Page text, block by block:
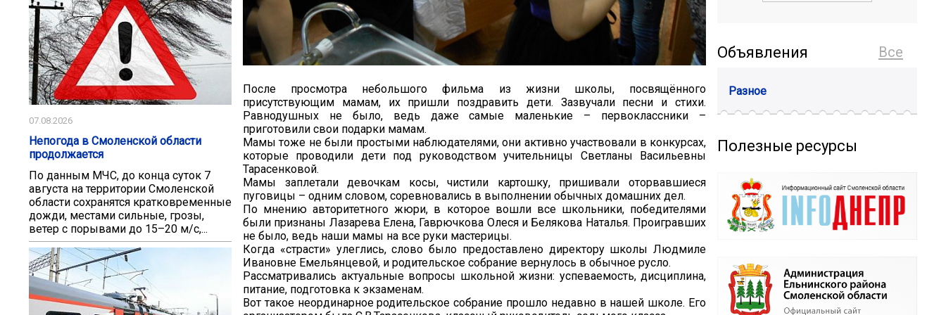
07.08.2026
Непогода в Смоленской области
продолжается
По данным МЧС, до конца суток 7
августа на территории Смоленской
области сохранятся кратковременные
дожди, местами сильные, грозы,
ветер с порывами до 15–20 м/с,...
После просмотра небольшого фильма из жизни школы, посвящённого
присутствующим мамам, их пришли поздравить дети. Зазвучали песни и стихи.
Равнодушных не было, ведь даже самые маленькие – первоклассники –
приготовили свои подарки мамам.
Мамы тоже не были простыми наблюдателями, они активно участвовали в конкурсах,
которые проводили дети под руководством учительницы Светланы Васильевны
Тарасенковой.
Мамы заплетали девочкам косы, чистили картошку, пришивали оторвавшиеся
пуговицы – одним словом, соревновались в выполнении обычных домашних дел.
По мнению авторитетного жюри, в которое вошли все школьники, победителями
были признаны Лазарева Елена, Гаврючкова Олеся и Белякова Наталья. Проигравших
не было, ведь наши мамы на все руки мастерицы.
Когда «страсти» улеглись, слово было предоставлено директору школы Людмиле
Ивановне Емельянцевой, и родительское собрание вернулось в обычное русло.
Рассматривались актуальные вопросы школьной жизни: успеваемость, дисциплина,
питание, подготовка к экзаменам.
Вот такое неординарное родительское собрание прошло недавно в нашей школе. Его
Все
Объявления
Разное
Полезные ресурсы